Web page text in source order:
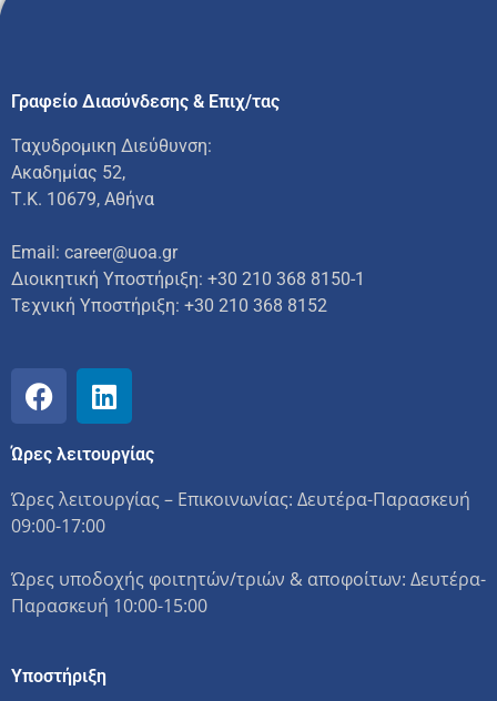
Γραφείο Διασύνδεσης & Επιχ/τας
Ταχυδρομικη Διεύθυνση:
Ακαδημίας 52,
Τ.Κ. 10679, Αθήνα
Email: career@uoa.gr
Διοικητική Υποστήριξη: +30 210 368 8150-1
Τεχνική Υποστήριξη: +30 210 368 8152
Ώρες λειτουργίας
Ώρες λειτουργίας – Επικοινωνίας: Δευτέρα-Παρασκευή
09:00-17:00
Ώρες υποδοχής φοιτητών/τριών & αποφοίτων: Δευτέρα-
Παρασκευή 10:00-15:00
Υποστήριξη